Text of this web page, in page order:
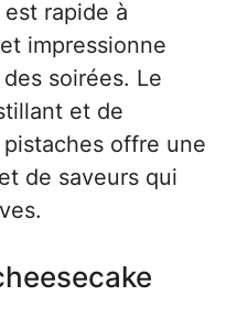
rapide à
impressionne
soirées. Le
et de
pistaches offre une
de saveurs qui